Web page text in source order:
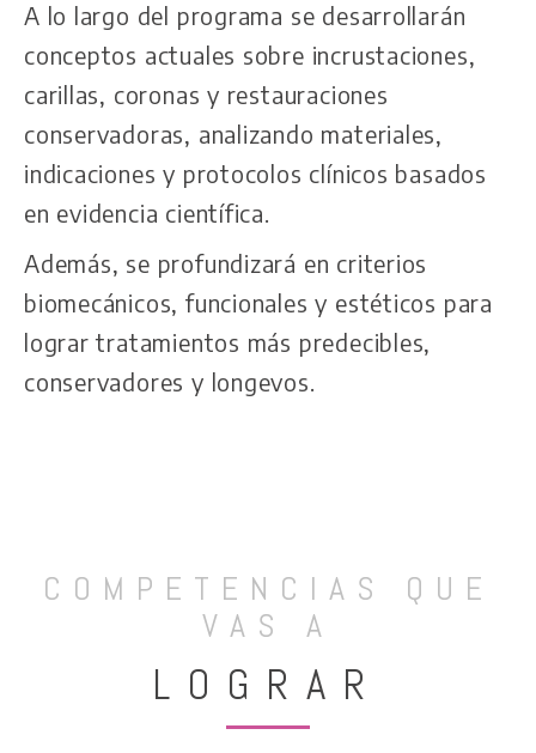
A lo largo del programa se desarrollarán
conceptos actuales sobre incrustaciones,
carillas, coronas y restauraciones
conservadoras, analizando materiales,
indicaciones y protocolos clínicos basados
en evidencia científica.
Además, se profundizará en criterios
biomecánicos, funcionales y estéticos para
lograr tratamientos más predecibles,
conservadores y longevos.
COMPETENCIAS QUE
VAS A​
LOGRAR